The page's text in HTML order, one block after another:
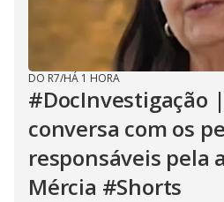
DO R7/HÁ 1 HORA
#DocInvestigação
conversa com os
responsáveis pela
Mércia #Shorts